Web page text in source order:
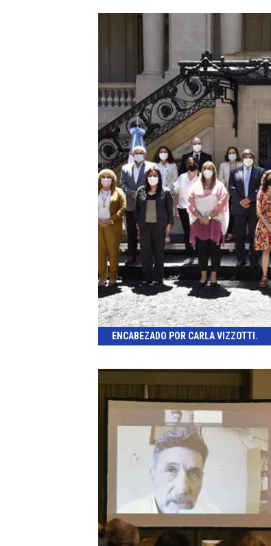
ENCABEZADO POR CARLA VIZZOTTI.